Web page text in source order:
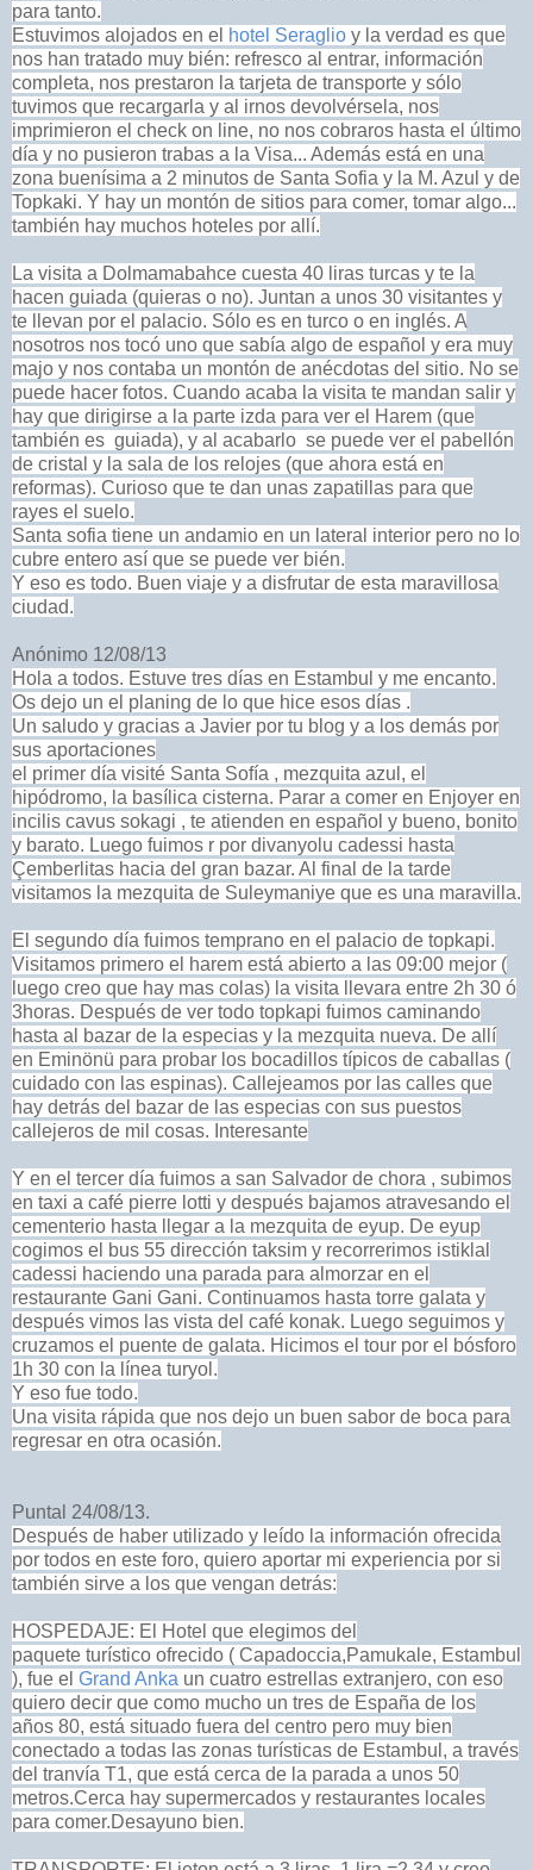
para tanto.
Estuvimos alojados en el hotel Seraglio y la verdad es que
nos han tratado muy bién: refresco al entrar, información
completa, nos prestaron la tarjeta de transporte y sólo
tuvimos que recargarla y al irnos devolvérsela, nos
imprimieron el check on line, no nos cobraros hasta el último
día y no pusieron trabas a la Visa... Además está en una
zona buenísima a 2 minutos de Santa Sofia y la M. Azul y de
Topkaki. Y hay un montón de sitios para comer, tomar algo...
también hay muchos hoteles por allí.
La visita a Dolmamabahce cuesta 40 liras turcas y te la
hacen guiada (quieras o no). Juntan a unos 30 visitantes y
te llevan por el palacio. Sólo es en turco o en inglés. A
nosotros nos tocó uno que sabía algo de español y era muy
majo y nos contaba un montón de anécdotas del sitio. No se
puede hacer fotos. Cuando acaba la visita te mandan salir y
hay que dirigirse a la parte izda para ver el Harem (que
también es guiada), y al acabarlo se puede ver el pabellón
de cristal y la sala de los relojes (que ahora está en
reformas). Curioso que te dan unas zapatillas para que
rayes el suelo.
Santa sofia tiene un andamio en un lateral interior pero no lo
cubre entero así que se puede ver bién.
Y eso es todo. Buen viaje y a disfrutar de esta maravillosa
ciudad.
Anónimo 12/08/13
Hola a todos. Estuve tres días en Estambul y me encanto.
Os dejo un el planing de lo que hice esos días .
Un saludo y gracias a Javier por tu blog y a los demás por
sus aportaciones
el primer día visité Santa Sofía , mezquita azul, el
hipódromo, la basílica cisterna. Parar a comer en Enjoyer en
incilis cavus sokagi , te atienden en español y bueno, bonito
y barato. Luego fuimos r por divanyolu cadessi hasta
Çemberlitas hacia del gran bazar. Al final de la tarde
visitamos la mezquita de Suleymaniye que es una maravilla.
El segundo día fuimos temprano en el palacio de topkapi.
Visitamos primero el harem está abierto a las 09:00 mejor (
luego creo que hay mas colas) la visita llevara entre 2h 30 ó
3horas. Después de ver todo topkapi fuimos caminando
hasta al bazar de la especias y la mezquita nueva. De allí
en Eminönü para probar los bocadillos típicos de caballas (
cuidado con las espinas). Callejeamos por las calles que
hay detrás del bazar de las especias con sus puestos
callejeros de mil cosas. Interesante
Y en el tercer día fuimos a san Salvador de chora , subimos
en taxi a café pierre lotti y después bajamos atravesando el
cementerio hasta llegar a la mezquita de eyup. De eyup
cogimos el bus 55 dirección taksim y recorrerimos istiklal
cadessi haciendo una parada para almorzar en el
restaurante Gani Gani. Continuamos hasta torre galata y
después vimos las vista del café konak. Luego seguimos y
cruzamos el puente de galata. Hicimos el tour por el bósforo
1h 30 con la línea turyol.
Y eso fue todo.
Una visita rápida que nos dejo un buen sabor de boca para
regresar en otra ocasión.
Puntal 24/08/13.
Después de haber utilizado y leído la información ofrecida
por todos en este foro, quiero aportar mi experiencia por si
también sirve a los que vengan detrás:
HOSPEDAJE: El Hotel que elegimos del
paquete turístico ofrecido ( Capadoccia,Pamukale, Estambul
), fue el Grand Anka un cuatro estrellas extranjero, con eso
quiero decir que como mucho un tres de España de los
años 80, está situado fuera del centro pero muy bien
conectado a todas las zonas turísticas de Estambul, a través
del tranvía T1, que está cerca de la parada a unos 50
metros.Cerca hay supermercados y restaurantes locales
para comer.Desayuno bien.